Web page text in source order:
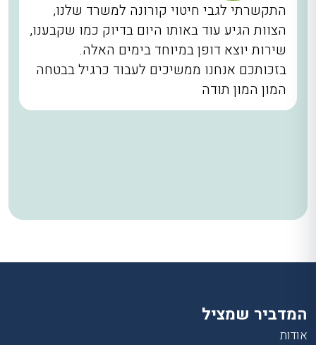
התקשרתי לגבי חיטוי קורונה למשרד שלנו,
הצוות הגיע עוד באותו היום בדיוק כמו שקבענו,
שירות יוצא דופן במיוחד בימים האלה.
בזכותכם אנחנו ממשיכים לעבוד כרגיל בבטחה
המון המון תודה
המדביר שמציל
אודות